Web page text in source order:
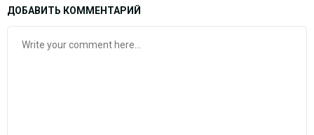
ДОБАВИТЬ КОММЕНТАРИЙ